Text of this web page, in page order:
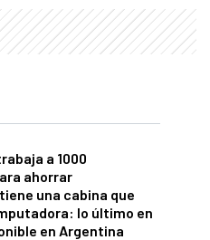
a 1000
ahorrar
una cabina que
lo último en
en Argentina